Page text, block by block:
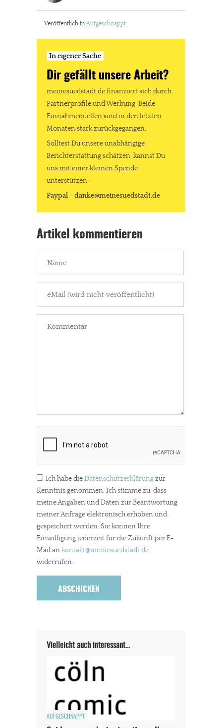
In eigener Sache
Veröffentlich in Aufgeschnappt
In eigener Sache
Dir gefällt unsere Arbeit?
meinesuedstadt.de finanziert sich durch
Partnerprofile und Werbung. Beide
Einnahmequellen sind in den letzten
Monaten stark zurückgegangen.
Solltest Du unsere unabhängige
Berichterstattung schätzen, kannst Du
uns mit einer kleinen Spende
unterstützen.
Paypal - danke@meinesuedstadt.de
Artikel kommentieren
Ich habe dieDatenschutzerklärungzur
Kenntnis genommen. Ich stimme zu, dass
meine Angaben und Daten zur Beantwortung
meiner Anfrage elektronisch erhoben und
gespeichert werden. Sie können Ihre
Einwilligung jederzeit für die Zukunft per E-
Mail ankontakt@meinesuedstadt.de
widerrufen.
Vielleicht auch interessant…
AUFGESCHNAPPT